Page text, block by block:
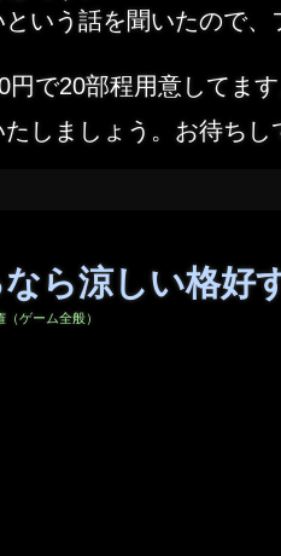
いう話を聞いたので
円で20部程用意してま
しましょう。お待ちし
ら涼しい格好
（ゲーム全般）